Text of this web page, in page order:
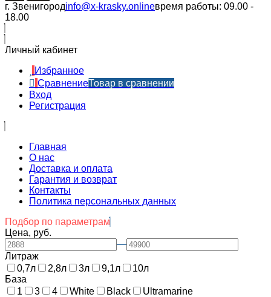
г. Звенигородinfo@x-krasky.onlineвремя работы: 09.00 -
18.00
Личный кабинет
Избранное
СравнениеТовар в сравнении
Вход
Регистрация
Главная
О нас
Доставка и оплата
Гарантия и возврат
Контакты​
Политика персональных данных
Подбор по параметрам
Цена, руб.
—
Литраж
0,7л
2,8л 3л 9,1л
10л
База
1
3 4 White Black
Ultramarine